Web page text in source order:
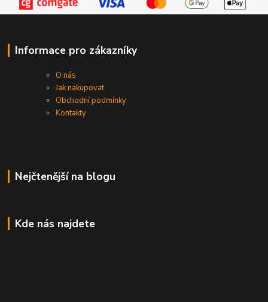
Informace pro zákazníky
O nás
Jak nakupovat
Obchodní podmínky
Kontakty
Nejčtenější na blogu
Kde nás najdete